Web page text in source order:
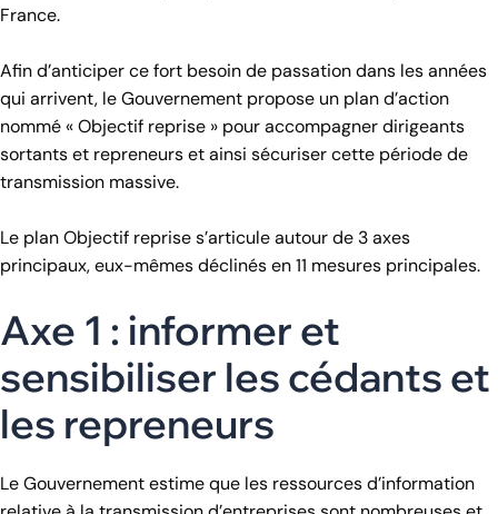
France.
Afin d’anticiper ce fort besoin de passation dans les années
qui arrivent, le Gouvernement propose un plan d’action
nommé « Objectif reprise » pour accompagner dirigeants
sortants et repreneurs et ainsi sécuriser cette période de
transmission massive.
Le plan Objectif reprise s’articule autour de 3 axes
principaux, eux-mêmes déclinés en 11 mesures principales.
Axe 1 : informer et
sensibiliser les cédants et
les repreneurs
Le Gouvernement estime que les ressources d’information